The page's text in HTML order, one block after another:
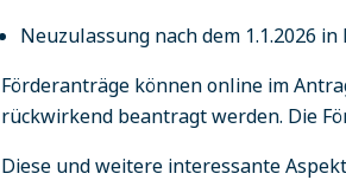
Neuzulassung nach dem 1.1.2026
Förderanträge können online im
rückwirkend beantragt werden. Die
Diese und weitere interessante